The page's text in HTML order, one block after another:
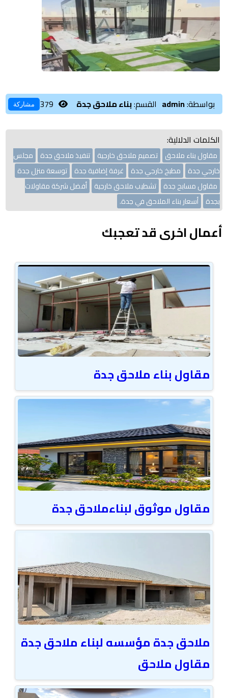
بواسطة:admin القسم:بناء ملاحق جدة 379 مشاركة
الكلمات الدلالية:
مقاول بناء ملاحق تصميم ملاحق خارجية تنفيذ ملاحق جدة
مجلس
خارجي جدة
مطبخ خارجي جدة غرفة إضافية جدة توسعة منزل جدة
مقاول مسابح جدة تشطيب ملاحق خارجية أفضل شركة مقاولات
بجدة أسعار بناء الملاحق في جدة.
أعمال اخرى قد تعجبك
مقاول بناء ملاحق جدة
مقاول موثوق لبناءملاحق جدة
ملاحق جدة مؤسسه لبناء ملاحق جدة
مقاول ملاحق